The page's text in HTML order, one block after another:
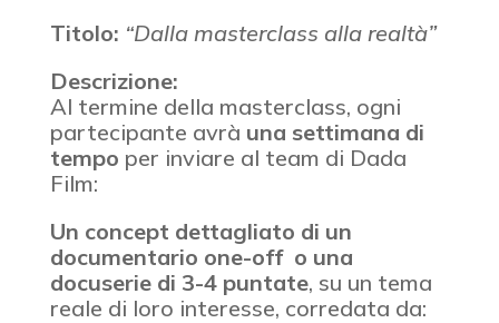
Titolo: “Dalla masterclass alla realtà”
Descrizione:
Al termine della masterclass, ogni
partecipante avrà una settimana di
tempo per inviare al team di Dada
Film:
Un concept dettagliato di un
documentario one-off o una
docuserie di 3-4 puntate, su un tema
reale di loro interesse, corredata da: